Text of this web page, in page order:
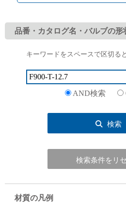
お問い合わせ
品番・カタログ名・バルブの形
キーワードをスペースで区切る
AND検索
検索
検索条件をリ
材質の凡例